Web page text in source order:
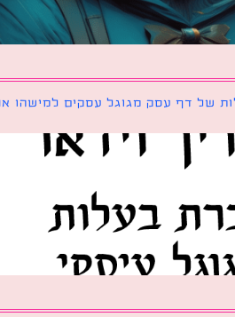
עסק מגוגל עסקים למישהו אחר?